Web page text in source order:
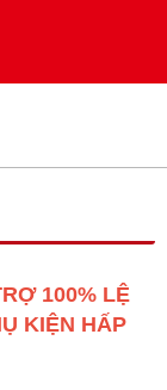
100% LỆ
KIỆN HẤP